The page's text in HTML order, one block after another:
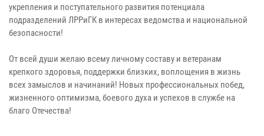
укрепления и поступательного развития потенциала
подразделений ЛРРиГК в интересах ведомства и национальной
безопасности!
От всей души желаю всему личному составу и ветеранам
крепкого здоровья, поддержки близких, воплощения в жизнь
всех замыслов и начинаний! Новых профессиональных побед,
жизненного оптимизма, боевого духа и успехов в службе на
благо Отечества!